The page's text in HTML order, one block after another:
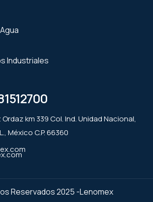
Industriales
km 339 Col. Ind. Unidad Nacional,
México C.P. 66360
Reservados 2025 -Lenomex